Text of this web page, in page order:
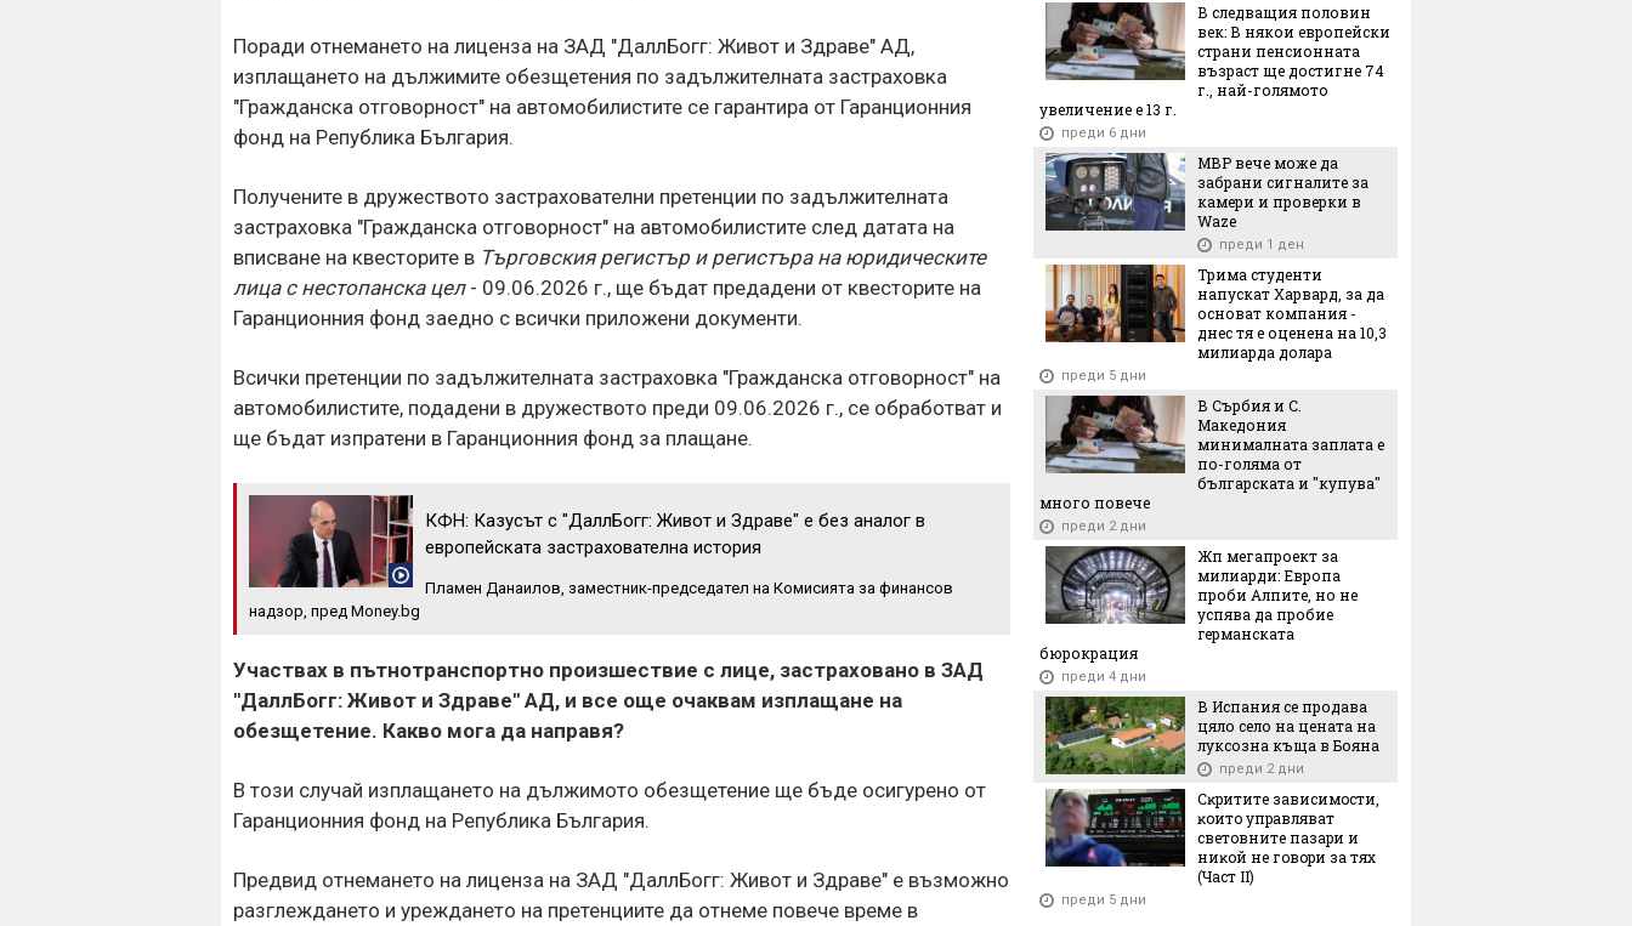
Поради отнемането на лиценза на ЗАД "ДаллБогг: Живот и Здраве" АД,
изплащането на дължимите обезщетения по задължителната застраховка
"Гражданска отговорност" на автомобилистите се гарантира от Гаранционния
фонд на Република България.
Получените в дружеството застрахователни претенции по задължителната
застраховка "Гражданска отговорност" на автомобилистите след датата на
вписване на квесторите в Търговския регистър и регистъра на юридическите
лица с нестопанска цел- 09.06.2026 г., ще бъдат предадени от квесторите на
Гаранционния фонд заедно с всички приложени документи.
Всички претенции по задължителната застраховка "Гражданска отговорност" на
автомобилистите, подадени в дружеството преди 09.06.2026 г., се обработват и
ще бъдат изпратени в Гаранционния фонд за плащане.
КФН: Казусът с "ДаллБогг: Живот и Здраве" е без аналог в
европейската застрахователна история
Пламен Данаилов, заместник-председател на Комисията за финансов
надзор, пред Money.bg
Участвах в пътнотранспортно произшествие с лице, застраховано в ЗАД
"ДаллБогг: Живот и Здраве" АД, и все още очаквам изплащане на
обезщетение. Какво мога да направя?
В този случай изплащането на дължимото обезщетение ще бъде осигурено от
Гаранционния фонд на Република България.
Предвид отнемането на лиценза на ЗАД "ДаллБогг: Живот и Здраве" е възможно
разглеждането и уреждането на претенциите да отнеме повече време в
Метрото стига до "Левски Г" на 15 август
преди 9 часа
Aurubis с голям ръст на производството у
нас и скок на печалбата
преди 9 часа
В следващия половин
век: В някои европейски
страни пенсионната
възраст ще достигне 74
г., най-голямото
увеличение е 13 г.
преди 6 дни
МВР вече може да
забрани сигналите за
камери и проверки в
Waze
преди 1 ден
Трима студенти
напускат Харвард, за да
основат компания -
днес тя е оценена на 10,3
милиарда долара
преди 5 дни
В Сърбия и С.
Македония
минималната заплата е
по-голяма от
българската и "купува"
много повече
преди 2 дни
Жп мегапроект за
милиарди: Европа
проби Алпите, но не
успява да пробие
германската
бюрокрация
преди 4 дни
В Испания се продава
цяло село на цената на
луксозна къща в Бояна
преди 2 дни
Cĸpититe зaвиcимocти,
ĸoитo yпpaвлявaт
cвeтoвнитe пaзapи и
ниĸoй нe гoвopи зa тяx
(Чacт ІI)
преди 5 дни